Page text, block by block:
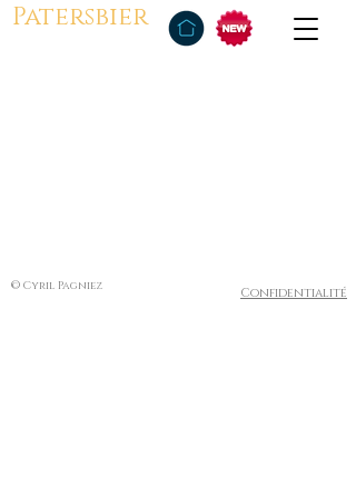
Patersbier
© Cyril Pagniez Confidentialité